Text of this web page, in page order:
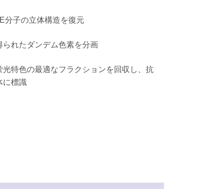
分子の立体構造を復元
れたダンデム色素を分画
特色の最適なフラクションを回収し、抗
に標識